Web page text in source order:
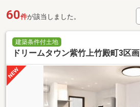
60件が該当しました。
建築条件付土地
ドリームタウン紫竹上竹殿町3区画